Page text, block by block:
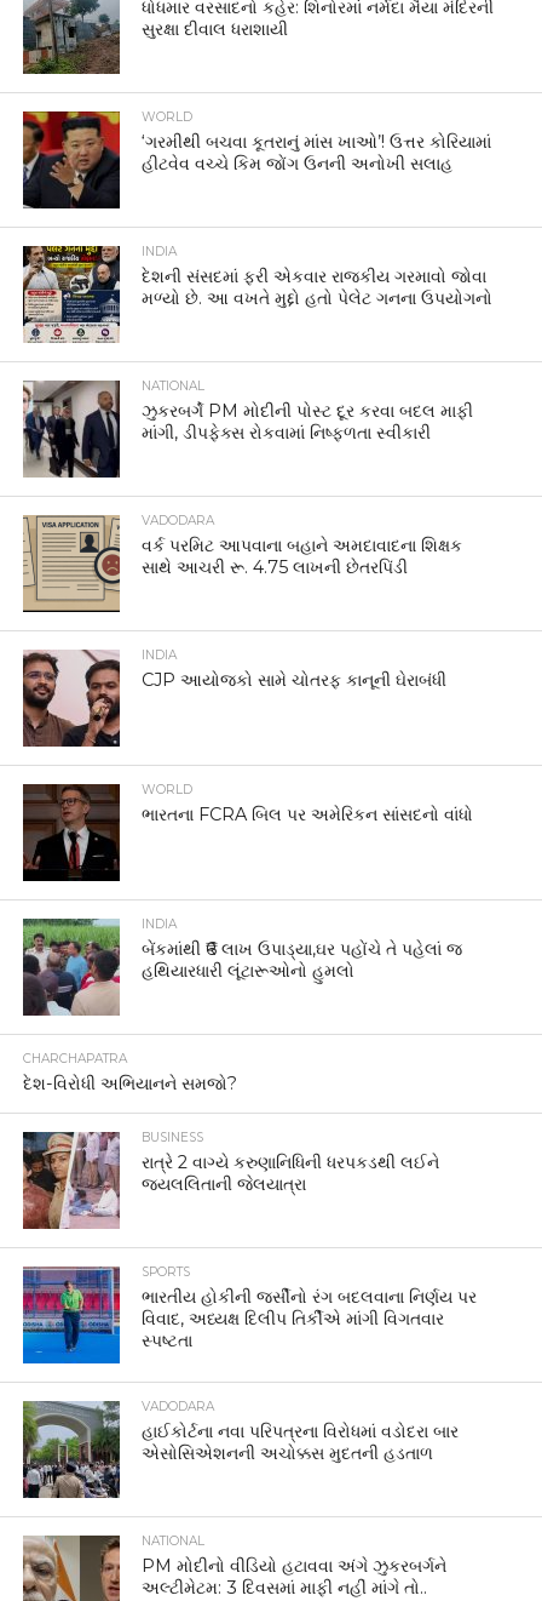
ધોધમાર વરસાદનો કહેર: શિનોરમાં નર્મદા મૈયા મંદિરની
સુરક્ષા દીવાલ ધરાશાયી
WORLD
‘ગરમીથી બચવા કૂતરાનું માંસ ખાઓ’! ઉત્તર કોરિયામાં
હીટવેવ વચ્ચે કિમ જોંગ ઉનની અનોખી સલાહ
INDIA
દેશની સંસદમાં ફરી એકવાર રાજકીય ગરમાવો જોવા
મળ્યો છે. આ વખતે મુદ્દો હતો પેલેટ ગનના ઉપયોગનો
NATIONAL
ઝુકરબર્ગે PM મોદીની પોસ્ટ દૂર કરવા બદલ માફી
માંગી, ડીપફેક્સ રોકવામાં નિષ્ફળતા સ્વીકારી
VADODARA
વર્ક પરમિટ આપવાના બહાને અમદાવાદના શિક્ષક
સાથે આચરી રૂ. 4.75 લાખની છેતરપિંડી
INDIA
CJP આયોજકો સામે ચોતરફ કાનૂની ઘેરાબંધી
WORLD
ભારતના FCRA બિલ પર અમેરિકન સાંસદનો વાંધો
INDIA
બેંકમાંથી ₹6 લાખ ઉપાડ્યા,ઘર પહોંચે તે પહેલાં જ
હથિયારધારી લૂંટારૂઓનો હુમલો
CHARCHAPATRA
દેશ-વિરોધી અભિયાનને સમજો?
BUSINESS
રાત્રે 2 વાગ્યે કરુણાનિધિની ધરપકડથી લઈને
જયલલિતાની જેલયાત્રા
SPORTS
ભારતીય હોકીની જર્સીનો રંગ બદલવાના નિર્ણય પર
વિવાદ, અધ્યક્ષ દિલીપ તિર્કીએ માંગી વિગતવાર
સ્પષ્ટતા
VADODARA
હાઈકોર્ટના નવા પરિપત્રના વિરોધમાં વડોદરા બાર
એસોસિએશનની અચોક્કસ મુદતની હડતાળ
NATIONAL
PM મોદીનો વીડિયો હટાવવા અંગે ઝુકરબર્ગને
અલ્ટીમેટમ: 3 દિવસમાં માફી નહીં માંગે તો..